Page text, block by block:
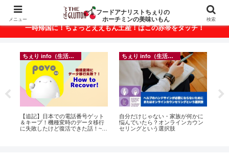
ベトナム・ホーチミンの美味いもんが満載！
一時帰国に！ちょっとええもん土産！はこの赤帯をタッチ！
ちぇり info（生活情報）
【追記】日本での電話番号ゲット
＆キープ！機種変時のデータ移行
に失敗したけど復活できた話！~
ちぇり info（生活情報）
自分だけじゃない・家族が何かに
悩んでいたら？オンラインカウン
セリングという選択肢
メニュー
フードアナリストちぇりの
ホーチミンの美味いもん
検索